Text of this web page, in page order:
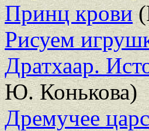
Принц крови
Рисуем
Дратхаар.
Ю. Конькова)
Дремучее